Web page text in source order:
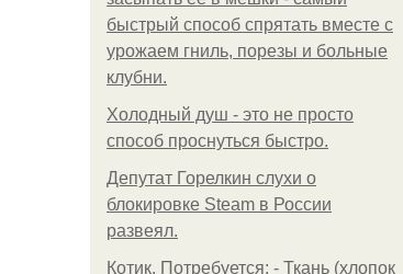
быстрый способ спрятать вместе с
урожаем гниль, порезы и больные
клубни.
Холодный душ - это не просто
способ проснуться быстро.
Депутат Горелкин слухи о
блокировке Steam в России
развеял.
Котик. Потребуется: - Ткань (хлопок